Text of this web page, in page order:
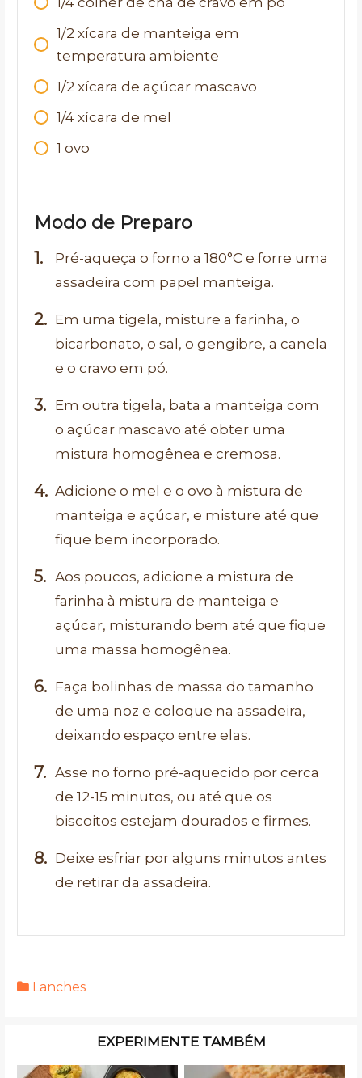
1/2 xícara de manteiga em
temperatura ambiente
1/2 xícara de açúcar mascavo
1/4 xícara de mel
1 ovo
Modo de Preparo
Pré-aqueça o forno a 180°C e forre uma
assadeira com papel manteiga.
Em uma tigela, misture a farinha, o
bicarbonato, o sal, o gengibre, a canela
e o cravo em pó.
Em outra tigela, bata a manteiga com
o açúcar mascavo até obter uma
mistura homogênea e cremosa.
Adicione o mel e o ovo à mistura de
manteiga e açúcar, e misture até que
fique bem incorporado.
Aos poucos, adicione a mistura de
farinha à mistura de manteiga e
açúcar, misturando bem até que fique
uma massa homogênea.
Faça bolinhas de massa do tamanho
de uma noz e coloque na assadeira,
deixando espaço entre elas.
Asse no forno pré-aquecido por cerca
de 12-15 minutos, ou até que os
biscoitos estejam dourados e firmes.
Deixe esfriar por alguns minutos antes
de retirar da assadeira.
Lanches
EXPERIMENTE TAMBÉM